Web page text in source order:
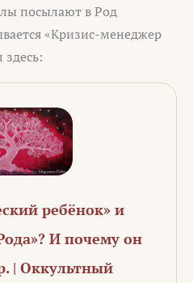
посылают в Род
«Кризис-менеджер
здесь:
ребёнок» и
И почему он
| Оккультный